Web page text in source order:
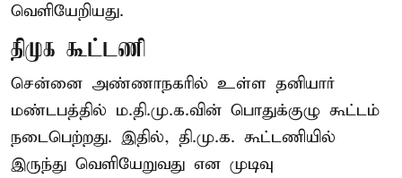
வெளியேறியது.
திமுக கூட்டணி
சென்னை அண்ணாநகரில் உள்ள தனியார்
மண்டபத்தில் ம.தி.மு.க.வின் பொதுக்குழு கூட்டம்
நடைபெற்றது. இதில், தி.மு.க. கூட்டணியில்
இருந்து வெளியேறுவது என முடிவு